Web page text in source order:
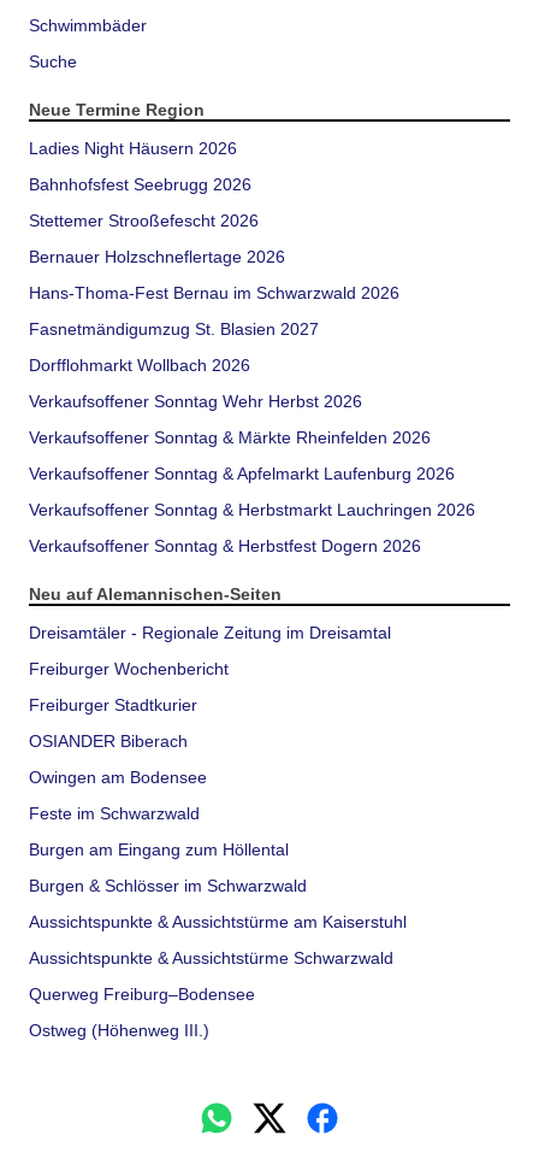
Schwimmbäder
Suche
Neue Termine Region
Ladies Night Häusern 2026
Bahnhofsfest Seebrugg 2026
Stettemer Strooßefescht 2026
Bernauer Holzschneflertage 2026
Hans-Thoma-Fest Bernau im Schwarzwald 2026
Fasnetmändigumzug St. Blasien 2027
Dorfflohmarkt Wollbach 2026
Verkaufsoffener Sonntag Wehr Herbst 2026
Verkaufsoffener Sonntag & Märkte Rheinfelden 2026
Verkaufsoffener Sonntag & Apfelmarkt Laufenburg 2026
Verkaufsoffener Sonntag & Herbstmarkt Lauchringen 2026
Verkaufsoffener Sonntag & Herbstfest Dogern 2026
Neu auf Alemannischen-Seiten
Dreisamtäler - Regionale Zeitung im Dreisamtal
Freiburger Wochenbericht
Freiburger Stadtkurier
OSIANDER Biberach
Owingen am Bodensee
Feste im Schwarzwald
Burgen am Eingang zum Höllental
Burgen & Schlösser im Schwarzwald
Aussichtspunkte & Aussichtstürme am Kaiserstuhl
Aussichtspunkte & Aussichtstürme Schwarzwald
Querweg Freiburg–Bodensee
Ostweg (Höhenweg III.)